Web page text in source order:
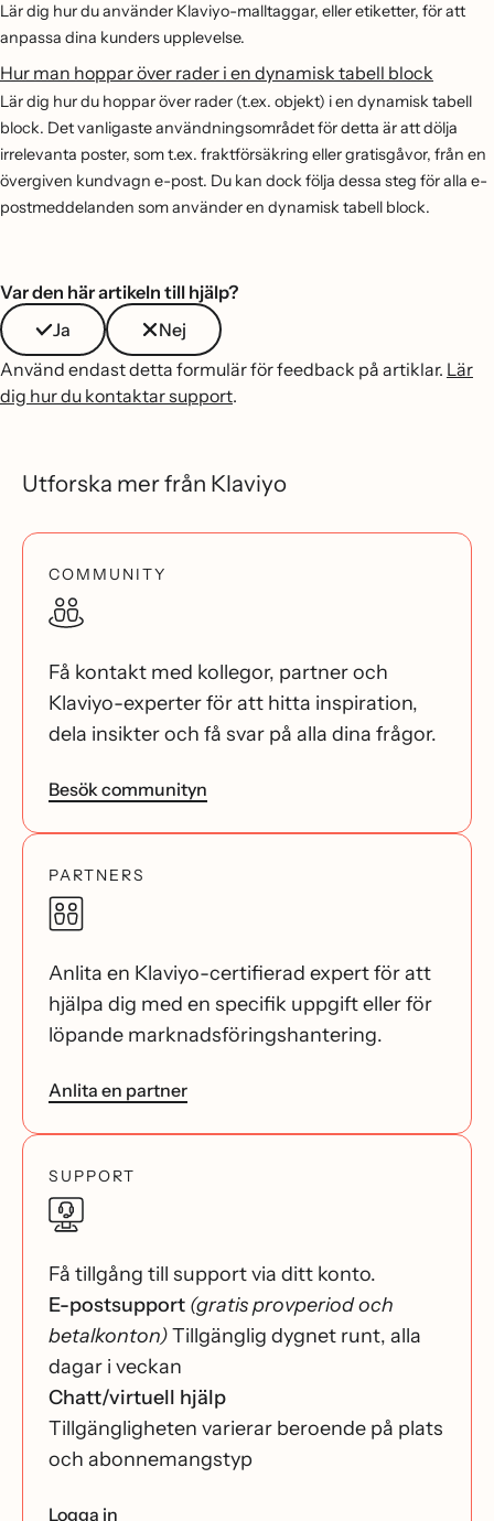
Lär dig hur du använder Klaviyo-malltaggar, eller etiketter, för att
anpassa dina kunders upplevelse.
Hur man hoppar över rader i en dynamisk tabell block
Lär dig hur du hoppar över rader (t.ex. objekt) i en dynamisk tabell
block. Det vanligaste användningsområdet för detta är att dölja
irrelevanta poster, som t.ex. fraktförsäkring eller gratisgåvor, från en
övergiven kundvagn e-post. Du kan dock följa dessa steg för alla e-
postmeddelanden som använder en dynamisk tabell block.
Var den här artikeln till hjälp?
Ja
Nej
Använd endast detta formulär för feedback på artiklar. Lär
dig hur du kontaktar support.
Utforska mer från Klaviyo
COMMUNITY
Få kontakt med kollegor, partner och
Klaviyo-experter för att hitta inspiration,
dela insikter och få svar på alla dina frågor.
Besök communityn
PARTNERS
Anlita en Klaviyo-certifierad expert för att
hjälpa dig med en specifik uppgift eller för
löpande marknadsföringshantering.
Anlita en partner
SUPPORT
Få tillgång till support via ditt konto.
E-postsupport (gratis provperiod och
betalkonton)Tillgänglig dygnet runt, alla
dagar i veckan
Chatt/virtuell hjälp
Tillgängligheten varierar beroende på plats
och abonnemangstyp
Logga in